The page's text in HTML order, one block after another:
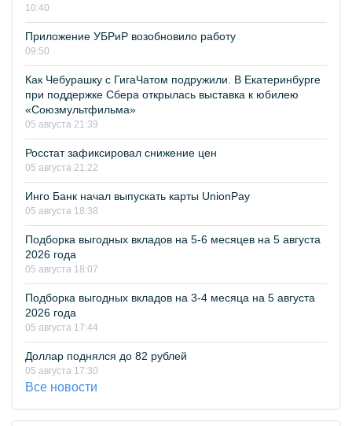
10:40
Приложение УБРиР возобновило работу
09:50
Как Чебурашку с ГигаЧатом подружили. В Екатеринбурге
при поддержке Сбера открылась выставка к юбилею
«Союзмультфильма»
05 августа 21:39
Росстат зафиксировал снижение цен
05 августа 21:22
Инго Банк начал выпускать карты UnionPay
05 августа 18:38
Подборка выгодных вкладов на 5-6 месяцев на 5 августа
2026 года
05 августа 18:07
Подборка выгодных вкладов на 3-4 месяца на 5 августа
2026 года
05 августа 17:44
Доллар поднялся до 82 рублей
05 августа 17:30
Все новости